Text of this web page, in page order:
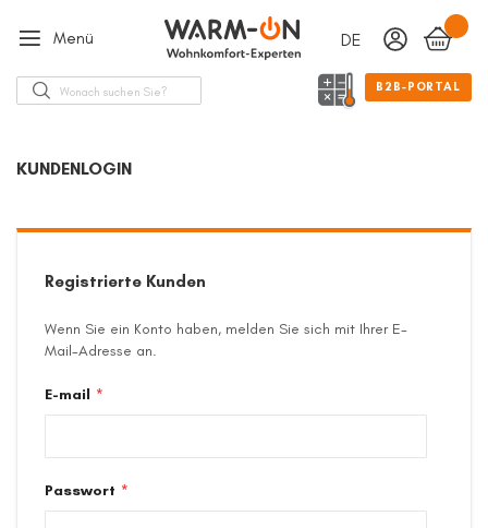
Menü
Suche
Sprache
DEUTSCH
B2B-PORTAL
KUNDENLOGIN
Registrierte Kunden
Wenn Sie ein Konto haben, melden Sie sich mit Ihrer E-
Mail-Adresse an.
E-mail
Passwort